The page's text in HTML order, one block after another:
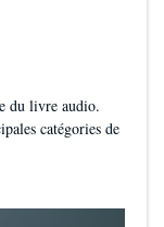
du livre audio.
catégories de